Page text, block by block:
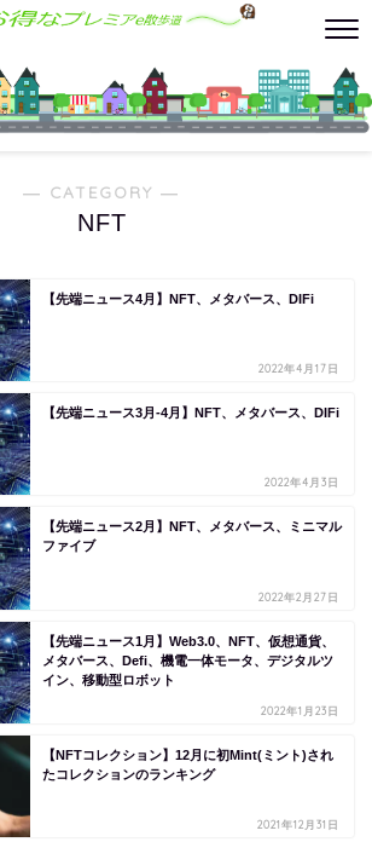
― CATEGORY ―
NFT
【先端ニュース4月】NFT、メタバース、DIFi
2022年4月17日
【先端ニュース3月-4月】NFT、メタバース、DIFi
2022年4月3日
【先端ニュース2月】NFT、メタバース、ミニマル
ファイブ
2022年2月27日
【先端ニュース1月】Web3.0、NFT、仮想通貨、
メタバース、Defi、機電一体モータ、デジタルツ
イン、移動型ロボット
2022年1月23日
【NFTコレクション】12月に初Mint(ミント)され
たコレクションのランキング
2021年12月31日